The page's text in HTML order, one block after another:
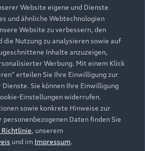
Rechte vorbehalten
Website eigene und Dienste
und ähnliche Webtechnologien
Website zu verbessern, den
die Nutzung zu analysieren sowie auf
Inhalte anzuzeigen,
Werbung. Mit einem Klick
erteilen Sie Ihre Einwilligung zur
Sie können Ihre Einwilligung
Einstellungen widerrufen.
sowie konkrete Hinweise zur
personenbezogenen Daten finden Sie
Richtlinie, unserem
und im Impressum.